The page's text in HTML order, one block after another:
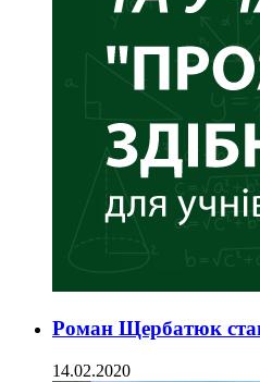
Роман Щербатюк
14.02.2020